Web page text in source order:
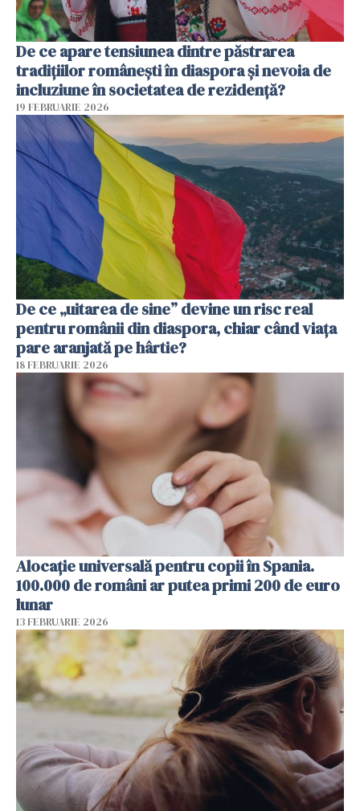
De ce apare tensiunea dintre păstrarea
tradițiilor românești în diaspora și nevoia de
incluziune în societatea de rezidență?
19 FEBRUARIE 2026
De ce „uitarea de sine” devine un risc real
pentru românii din diaspora, chiar când viața
pare aranjată pe hârtie?
18 FEBRUARIE 2026
Alocație universală pentru copii în Spania.
100.000 de români ar putea primi 200 de euro
lunar
13 FEBRUARIE 2026